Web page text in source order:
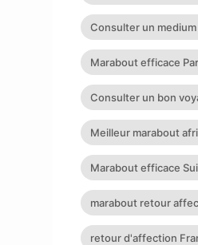
Consulter un medium
Marabout efficace
Consulter un bon
Meilleur marabout
Marabout efficace
marabout retour
suisse
retour d'affection